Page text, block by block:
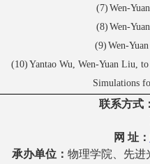
(7) Wen-Yuan
(8) Wen-Yuan
(9) Wen-Yuan
(10) Yantao Wu, Wen-Yuan Liu,
Simulations
联系方式 ：
网 址：
承办单位： 物理学院 先进